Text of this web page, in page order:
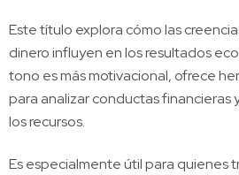
Este título explora cómo las
dinero influyen en los resultados
tono es más motivacional, ofrece
para analizar conductas financieras
los recursos.
Es especialmente útil para quienes